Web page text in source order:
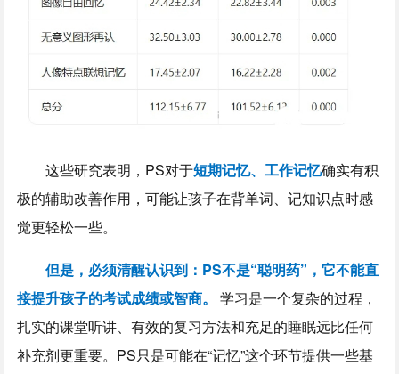
这些研究表明，PS对于短期记忆、工作记忆确实有积
极的辅助改善作用，可能让孩子在背单词、记知识点时感
觉更轻松一些。
但是，必须清醒认识到：PS不是“聪明药”，它不能直
接提升孩子的考试成绩或智商。
学习是一个复杂的过程，
扎实的课堂听讲、有效的复习方法和充足的睡眠远比任何
补充剂更重要。PS只是可能在“记忆”这个环节提供一些基